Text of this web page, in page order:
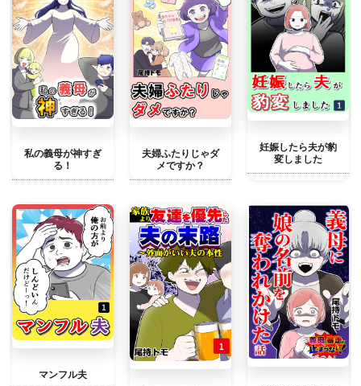
私の義母が神すぎ
る！
夫婦ふたりじゃダ
メですか？
妊娠したら夫が豹
変しました
マンフル夫